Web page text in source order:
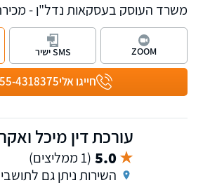
משרד העוסק בעסקאות נדל"ן -
רכישת דירה, עסקאות יד שניה,
ירושות וצוואות, ייפוי כוח מתמשך,
והסכמי ממון ועוד.
חייגו אלי4318375
ZOOM SMS ישיר
עורכת דין מיכל
5.0 (1 ממליצים)
השירות ניתן גם